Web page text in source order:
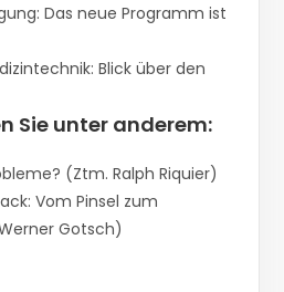
Das neue Programm ist
Blick über den
Sie unter anderem:
(Ztm. Ralph Riquier)
Vom Pinsel zum
Gotsch)